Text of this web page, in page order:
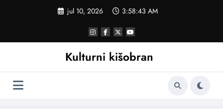
jul 10, 2026 3:58:44 AM
Kulturni kišobran